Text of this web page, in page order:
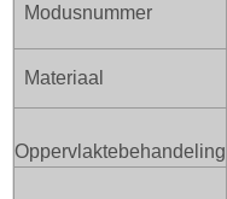
Modusnummer
Materiaal
Oppervlaktebehandeling